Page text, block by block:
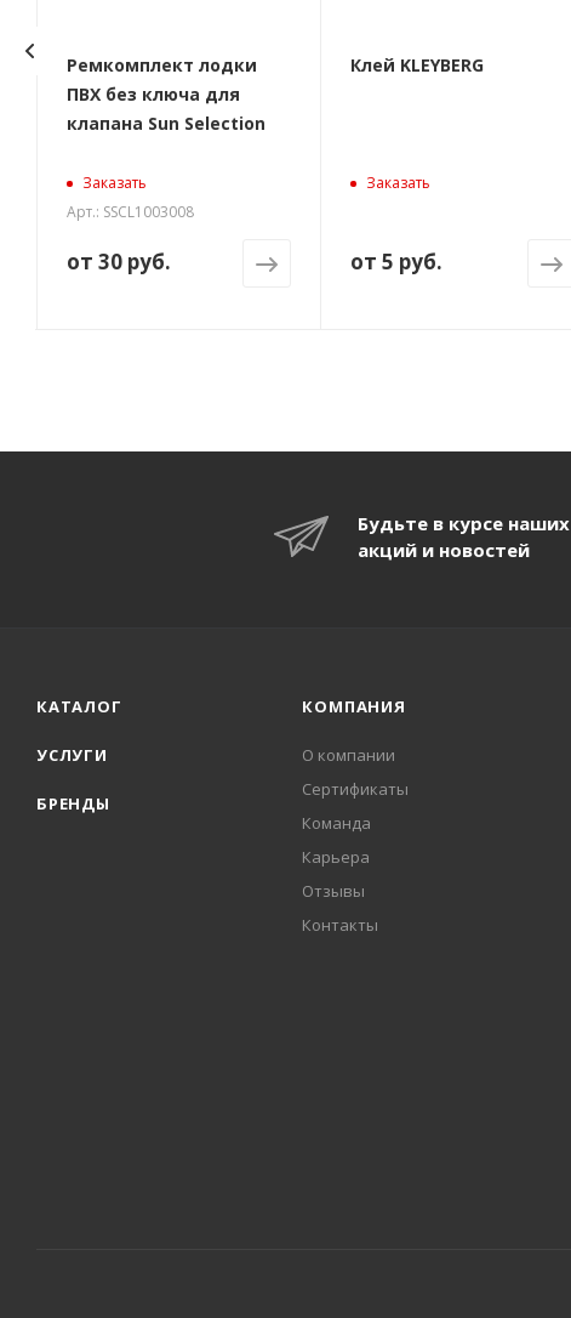
Ремкомплект лодки
ПВХ без ключа для
клапана Sun Selection
Заказать
Арт.: SSCL1003008
от 30 руб.
Клей KLEYBERG
Заказать
от5 руб.
Будьте в курсе наших
акций и новостей
КАТАЛОГ
УСЛУГИ
БРЕНДЫ
КОМПАНИЯ
О компании
Сертификаты
Команда
Карьера
Отзывы
Контакты